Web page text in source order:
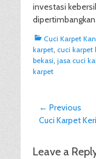
investasi
dipertimbangkan.
Categories
Cuci Karpet
karpet, cuci karpet
bekasi, jasa cuci
karpet
Post
navigation
← Previous
Previous
Cuci Karpet
Leave a